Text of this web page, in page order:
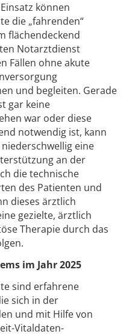
können
die „fahrenden“
flächendeckend
Notarztdienst
Fällen ohne akute
und begleiten. Gerade
gar keine
war oder diese
notwendig ist, kann
eine
an der
die technische
des Patienten und
dieses ärztlich
gezielte, ärztlich
Therapie durch das
im Jahr 2025
sind erfahrene
sich in der
und mit Hilfe von
Vitaldaten-